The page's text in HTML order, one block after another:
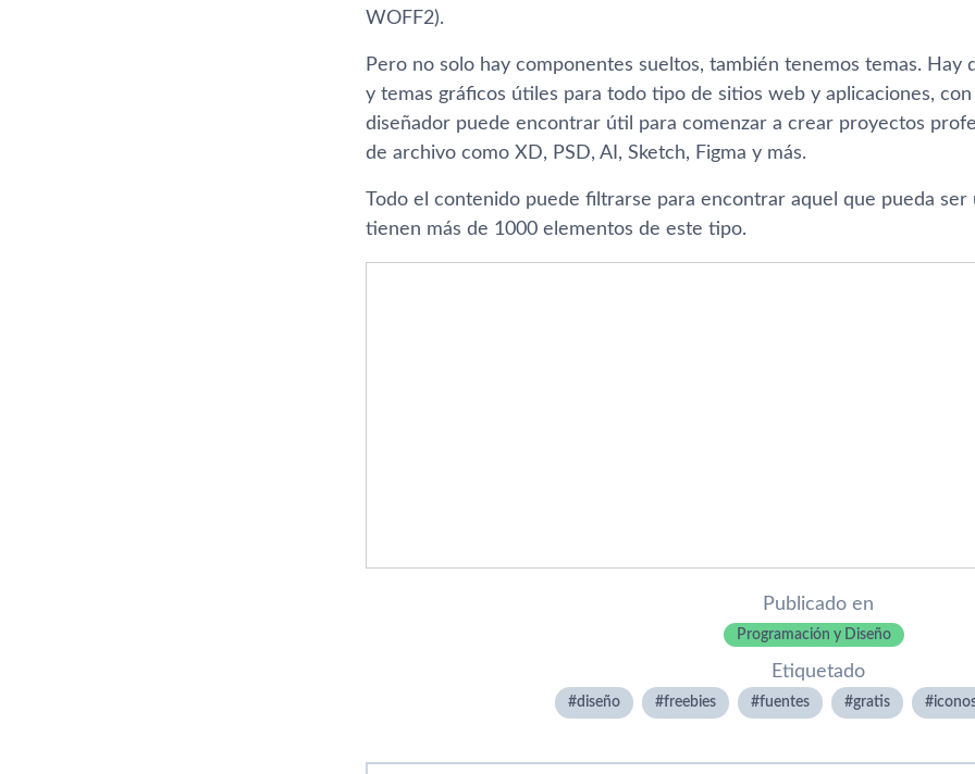
WOFF2).
Pero no solo hay componentes sueltos, también tenemos temas. Hay
y temas gráficos útiles para todo tipo de sitios web y aplicaciones,
diseñador puede encontrar útil para comenzar a crear proyectos
de archivo como XD, PSD, AI, Sketch, Figma y más.
Todo el contenido puede filtrarse para encontrar aquel que pueda ser
tienen más de 1000 elementos de este tipo.
Publicado en
Programación y Diseño
Etiquetado
diseño freebies fuentes gratis